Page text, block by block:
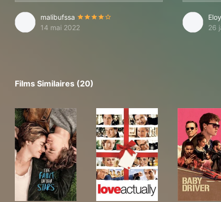
malibufssa
14 mai 2022
26
Films Similaires (20)